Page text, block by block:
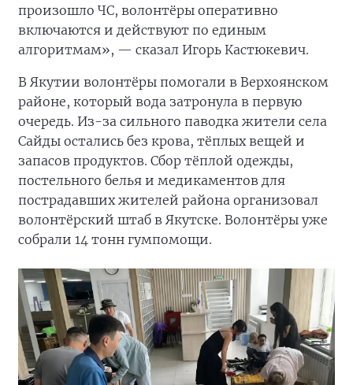
произошло ЧС, волонтёры оперативно
включаются и действуют по единым
алгоритмам», — сказал Игорь Кастюкевич.
В Якутии волонтёры помогали в Верхоянском
районе, который вода затронула в первую
очередь. Из-за сильного паводка жители села
Сайды остались без крова, тёплых вещей и
запасов продуктов. Сбор тёплой одежды,
постельного белья и медикаментов для
пострадавших жителей района организовал
волонтёрский штаб в Якутске. Волонтёры уже
собрали 14 тонн гумпомощи.